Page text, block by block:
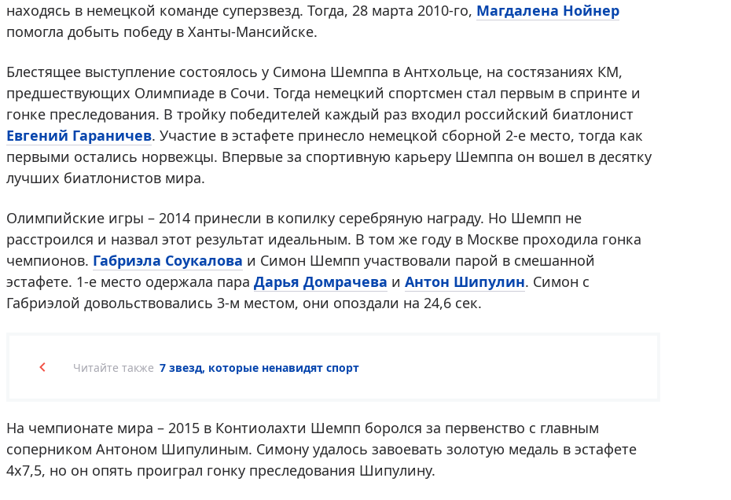
находясь в немецкой команде суперзвезд. Тогда, 28 марта 2010-го, Магдалена Нойнер
помогла добыть победу в Ханты-Мансийске.
Блестящее выступление состоялось у Симона Шемппа в Антхольце, на состязаниях КМ,
предшествующих Олимпиаде в Сочи. Тогда немецкий спортсмен стал первым в спринте и
гонке преследования. В тройку победителей каждый раз входил российский биатлонист
Евгений Гараничев. Участие в эстафете принесло немецкой сборной 2-е место, тогда как
первыми остались норвежцы. Впервые за спортивную карьеру Шемппа он вошел в десятку
лучших биатлонистов мира.
Олимпийские игры – 2014 принесли в копилку серебряную награду. Но Шемпп не
расстроился и назвал этот результат идеальным. В том же году в Москве проходила гонка
чемпионов. Габриэла Соукалова и Симон Шемпп участвовали парой в смешанной
эстафете. 1-е место одержала пара Дарья Домрачева и Антон Шипулин. Симон с
Габриэлой довольствовались 3-м местом, они опоздали на 24,6 сек.
Читайте также 7 звезд, которые ненавидят спорт
На чемпионате мира – 2015 в Контиолахти Шемпп боролся за первенство с главным
соперником Антоном Шипулиным. Симону удалось завоевать золотую медаль в эстафете
4х7,5, но он опять проиграл гонку преследования Шипулину.